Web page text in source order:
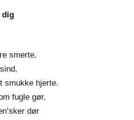
dig
smerte.
smukke hjerte.
fugle gør,
dør